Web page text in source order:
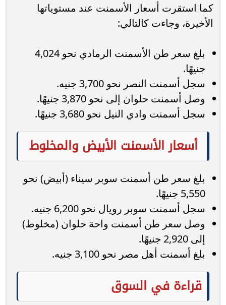
كما استقرت أسعار الأسمنت عند مستوياتها
الأخيرة، وجاءت كالتالي:
بلغ سعر طن الأسمنت الرمادي نحو 4,024
جنيهًا.
سجل أسمنت النصر نحو 3,700 جنيه.
وصل أسمنت حلوان إلى نحو 3,870 جنيهًا.
سجل أسمنت وادي النيل نحو 3,680 جنيهًا.
أسعار الأسمنت الأبيض والمخلوط
بلغ سعر طن أسمنت سوبر سيناء (أبيض) نحو
5,550 جنيهًا.
سجل أسمنت سوبر رويال نحو 6,200 جنيه.
وصل سعر طن أسمنت واحة حلوان (مخلوط)
إلى 2,920 جنيهًا.
بلغ أسمنت أهل مصر نحو 3,100 جنيه.
قراءة في السوق